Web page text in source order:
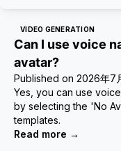
VIDEO GENERATION
Can I use voice
avatar?
Published on 2026年7
Yes, you can use
by selecting the 'No
templates.
Read more →